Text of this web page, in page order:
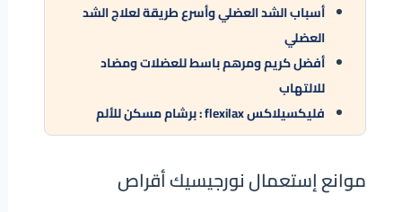
أسباب الشد العضلي وأسرع طريقة لعلاج الشد
العضلي
أفضل كريم ومرهم باسط للعضلات ومضاد
للالتهاب
فليكسيلاكس flexilax : برشام مسكن للألم
موانع إستعمال نورجيسيك أقراص